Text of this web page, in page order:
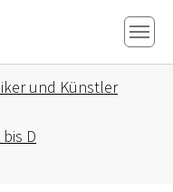
und Künstler
D